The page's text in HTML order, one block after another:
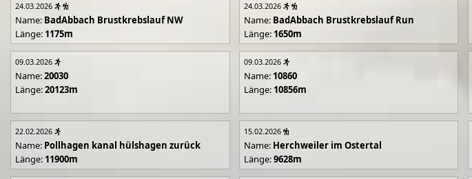
24.03.2026
Name: BadAbbach Brustkrebslauf NW
Länge: 1175m
24.03.2026
Name: BadAbbach Brustkrebslauf Run
Länge: 1650m
09.03.2026
Name:20030
Länge:20123m
09.03.2026
Name: 10860
Länge: 10856m
22.02.2026
Name: Pollhagen kanal hülshagen zurück
Länge: 11900m
15.02.2026
Name: Herchweiler im Ostertal
Länge:9628m